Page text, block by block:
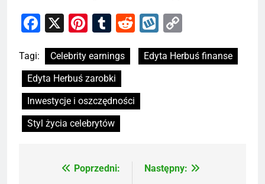
Facebook
X Pinterest
Tumblr
RedditWykop
Link
Tagi: Celebrity earnings
Edyta Herbuś finanse
Edyta Herbuś zarobki
Inwestycje i oszczędności
Styl życia celebrytów
NawigacjaPoprzedni:
Następny: